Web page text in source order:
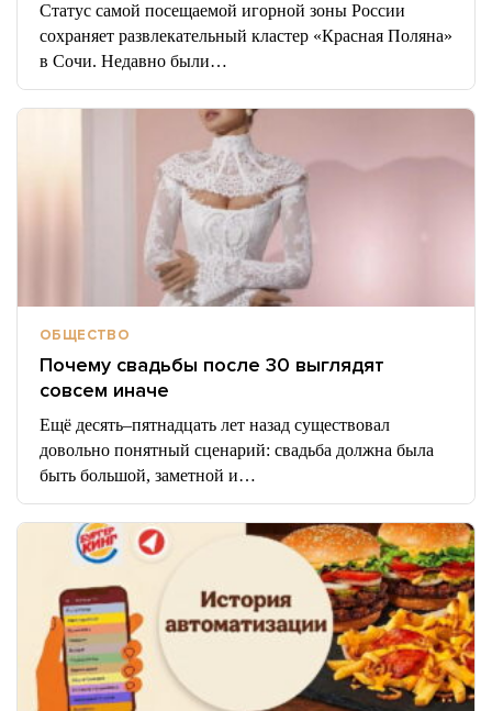
Статус самой посещаемой игорной зоны России
сохраняет развлекательный кластер «Красная Поляна»
в Сочи. Недавно были…
ОБЩЕСТВО
Почему свадьбы после 30 выглядят
совсем иначе
Ещё десять–пятнадцать лет назад существовал
довольно понятный сценарий: свадьба должна была
быть большой, заметной и…